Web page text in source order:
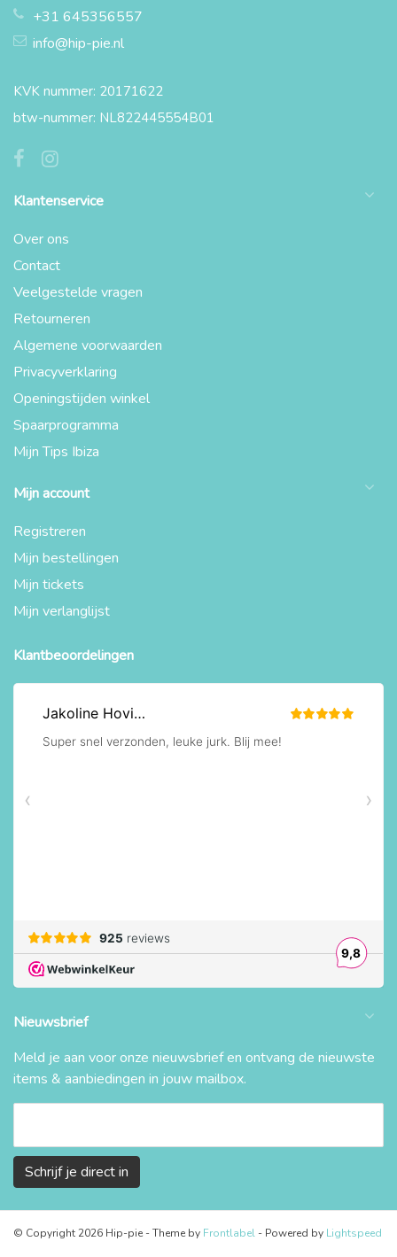
+31 645356557
info@hip-pie.nl
KVK nummer: 20171622
btw-nummer: NL822445554B01
Klantenservice
Over ons
Contact
Veelgestelde vragen
Retourneren
Algemene voorwaarden
Privacyverklaring
Openingstijden winkel
Spaarprogramma
Mijn Tips Ibiza
Mijn account
Registreren
Mijn bestellingen
Mijn tickets
Mijn verlanglijst
Klantbeoordelingen
Nieuwsbrief
Meld je aan voor onze nieuwsbrief en ontvang de nieuwste
items & aanbiedingen in jouw mailbox.
Schrijf je direct in
© Copyright 2026 Hip-pie - Theme by Frontlabel - Powered by Lightspeed